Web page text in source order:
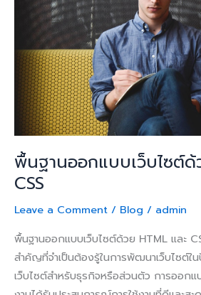
พื้นฐานออกแบบเว็บไซต์ด้
CSS
Leave a Comment / Blog / admin
พื้นฐานออกแบบเว็บไซต์ด้วย HTML และ
สำคัญที่จำเป็นต้องรู้ในการพัฒนาเว็บไซต์ใน
เว็บไซต์สำหรับธุรกิจหรือส่วนตัว การออกแ
เว็บไซต์
HTML
และ
CSS